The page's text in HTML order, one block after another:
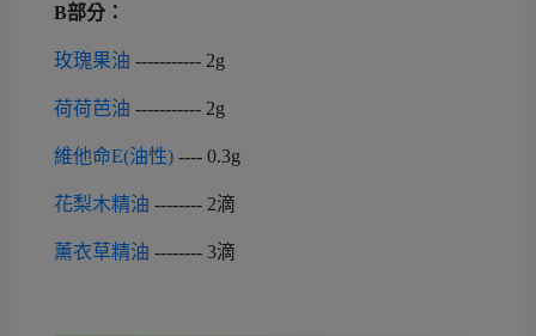
B部分：
玫瑰果油 ----------- 2g
荷荷芭油 ----------- 2g
維他命E(油性) ---- 0.3g
花梨木精油 -------- 2滴
薰衣草精油 -------- 3滴